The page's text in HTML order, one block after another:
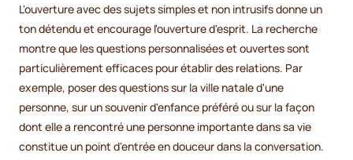
L'ouverture avec des sujets simples et non intrusifs donne un
ton détendu et encourage l'ouverture d'esprit. La recherche
montre que les questions personnalisées et ouvertes sont
particulièrement efficaces pour établir des relations. Par
exemple, poser des questions sur la ville natale d'une
personne, sur un souvenir d'enfance préféré ou sur la façon
dont elle a rencontré une personne importante dans sa vie
constitue un point d'entrée en douceur dans la conversation.